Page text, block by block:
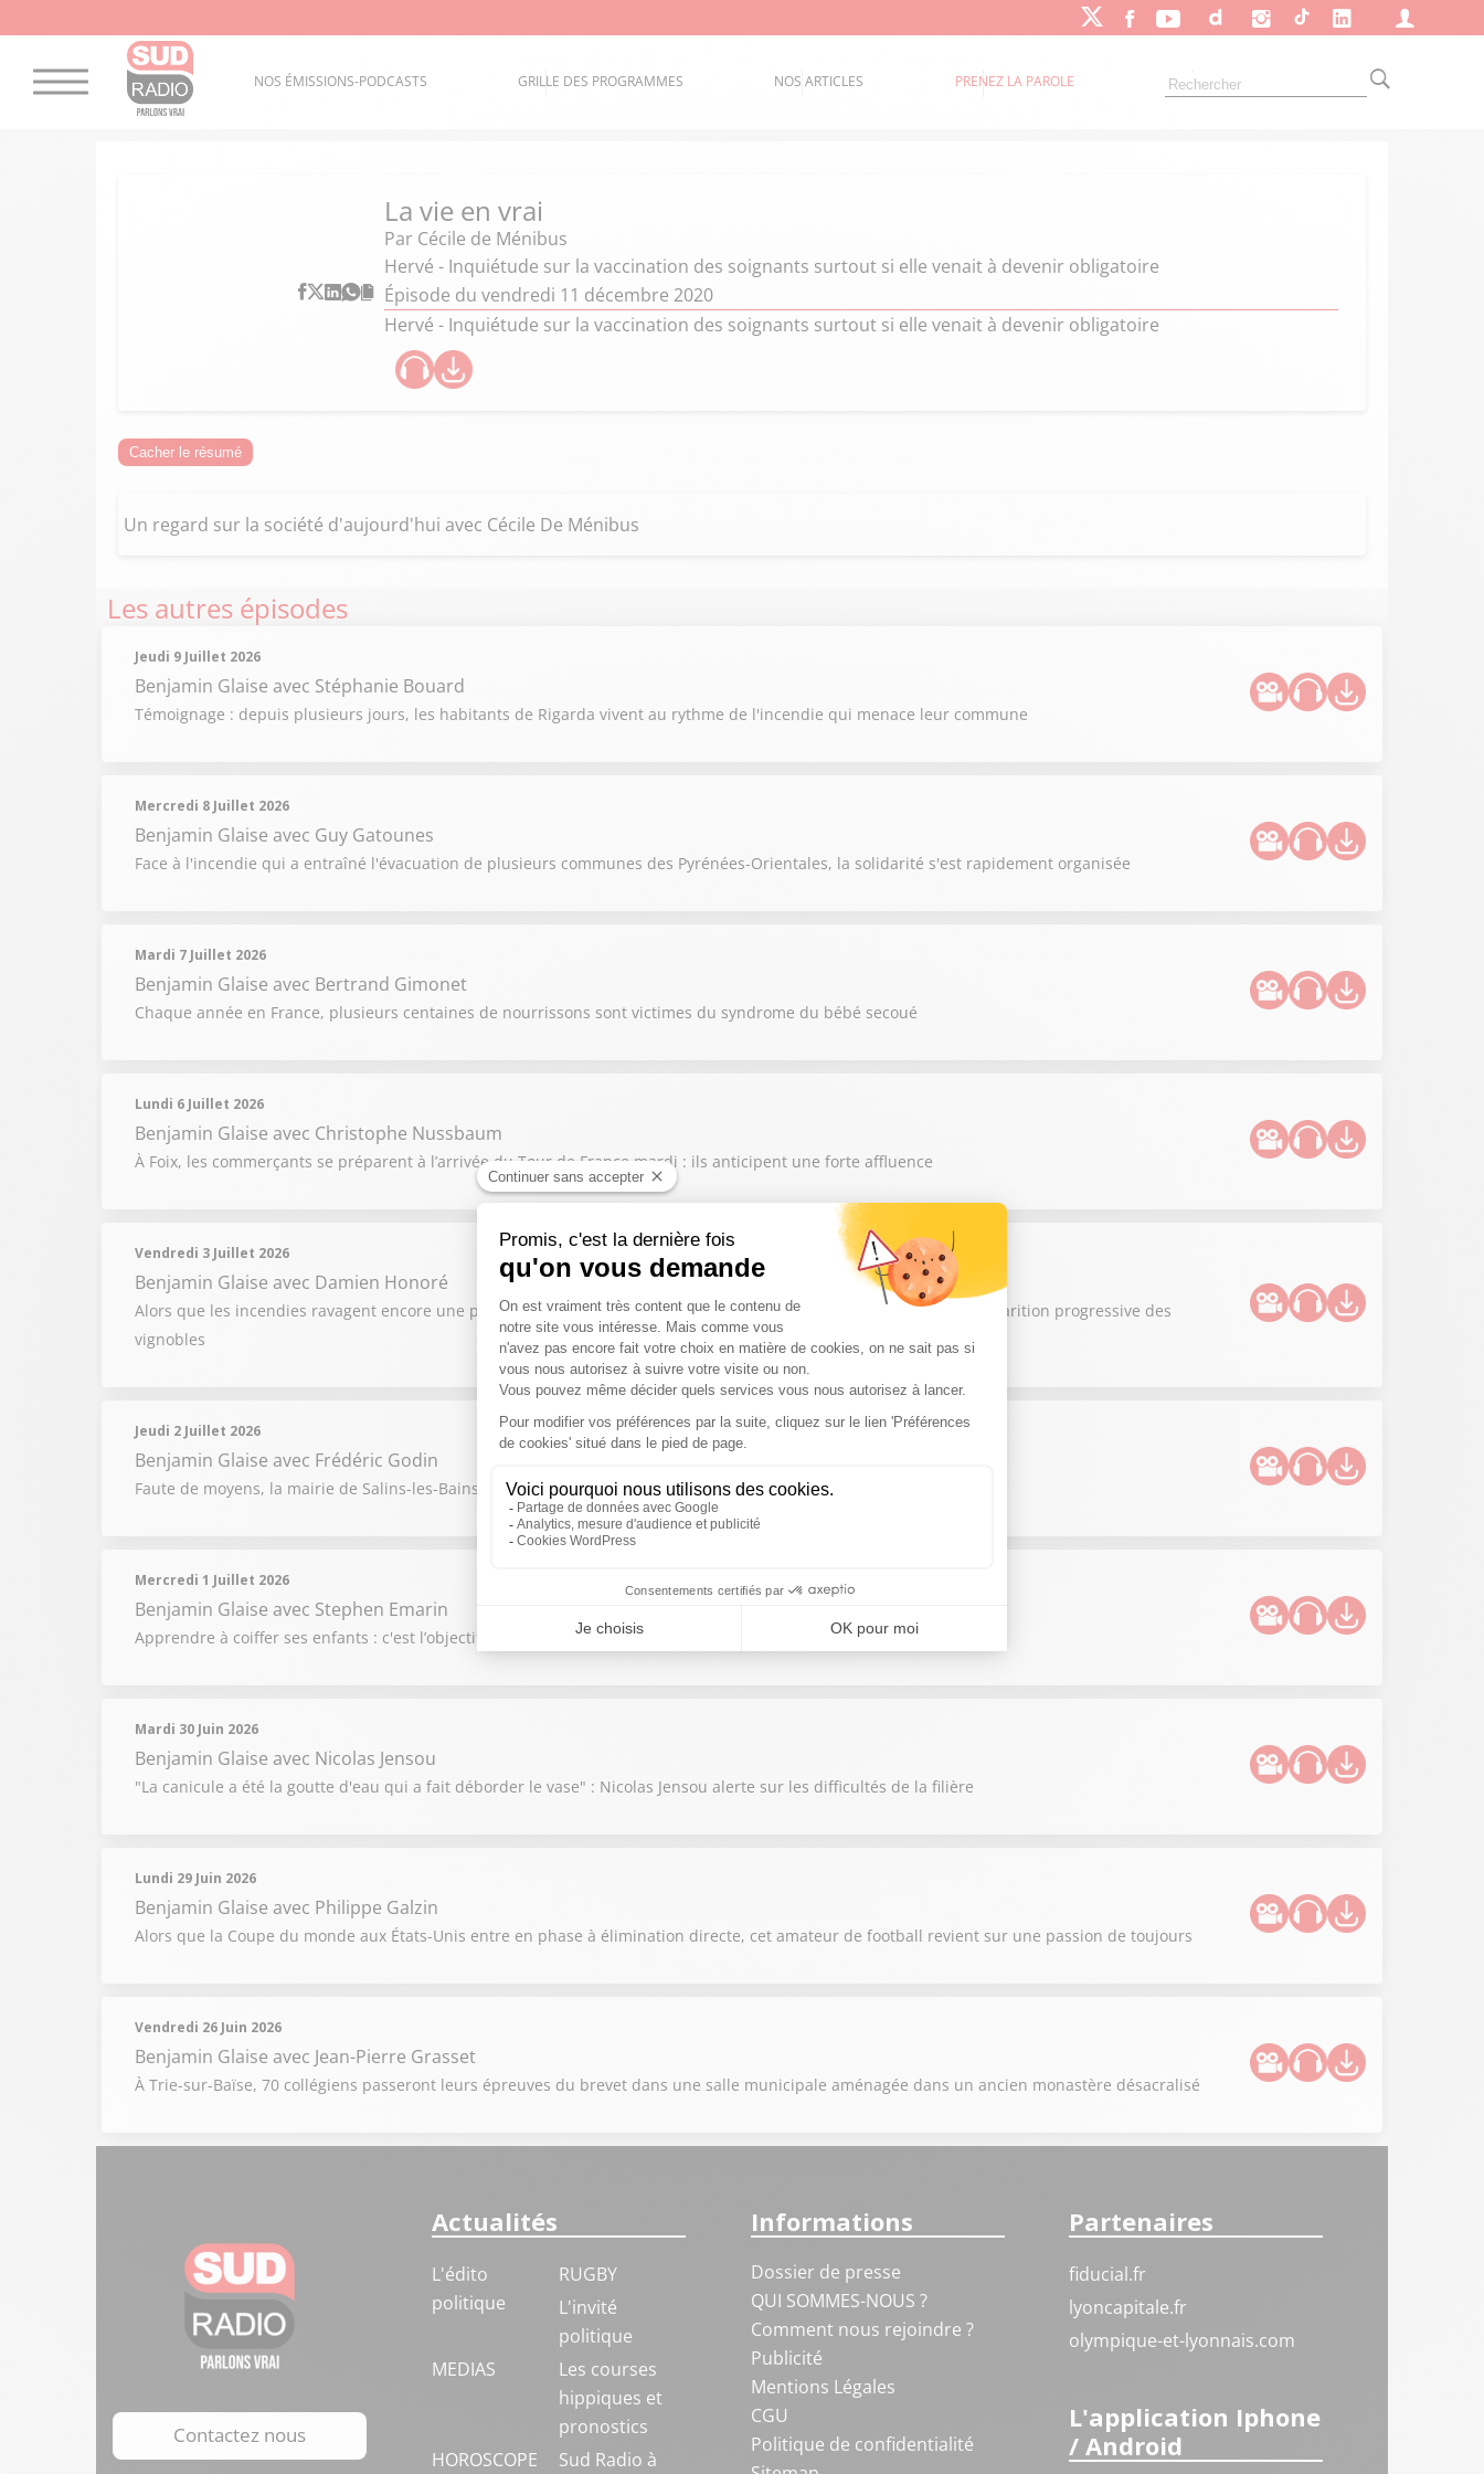
NOS ÉMISSIONS-PODCASTS GRILLE DES PROGRAMMES NOS ARTICLES PRENEZ LA PAROLE
La vie en vrai
Par Cécile de Ménibus
Hervé - Inquiétude sur la vaccination des soignants surtout si elle venait à devenir obligatoire
Épisode du vendredi 11 décembre 2020
Hervé - Inquiétude sur la vaccination des soignants surtout si elle venait à devenir obligatoire
Cacher le résumé
Un regard sur la société d'aujourd'hui avec Cécile De Ménibus
Les autres épisodes
Jeudi 9 Juillet 2026
Benjamin Glaise avec Stéphanie Bouard
Témoignage : depuis plusieurs jours, les habitants de Rigarda vivent au rythme de l'incendie qui menace leur commune
Mercredi 8 Juillet 2026
Benjamin Glaise avec Guy Gatounes
Face à l'incendie qui a entraîné l'évacuation de plusieurs communes des Pyrénées-Orientales, la solidarité s'est rapidement organisée
Mardi 7 Juillet 2026
Benjamin Glaise avec Bertrand Gimonet
Chaque année en France, plusieurs centaines de nourrissons sont victimes du syndrome du bébé secoué
Lundi 6 Juillet 2026
Benjamin Glaise avec Christophe Nussbaum
À Foix, les commerçants se préparent à l’arrivée du Tour de France mardi : ils anticipent une forte affluence
Vendredi 3 Juillet 2026
Benjamin Glaise avec Damien Honoré
Alors que les incendies ravagent encore une partie de l'Aude, Damien Honoré alerte sur les conséquences de la disparition progressive des
vignobles
Jeudi 2 Juillet 2026
Benjamin Glaise avec Frédéric Godin
Faute de moyens, la mairie de Salins-les-Bains a décidé de mettre en vente la chapelle du Temple
Mercredi 1 Juillet 2026
Benjamin Glaise avec Stephen Emarin
Apprendre à coiffer ses enfants : c'est l’objectif du Chignon Social Club, des ateliers destinés aux papas
Mardi 30 Juin 2026
Benjamin Glaise avec Nicolas Jensou
"La canicule a été la goutte d'eau qui a fait déborder le vase" : Nicolas Jensou alerte sur les difficultés de la filière
Lundi 29 Juin 2026
Benjamin Glaise avec Philippe Galzin
Alors que la Coupe du monde aux États-Unis entre en phase à élimination directe, cet amateur de football revient sur une passion de toujours
Vendredi 26 Juin 2026
Benjamin Glaise avec Jean-Pierre Grasset
À Trie-sur-Baïse, 70 collégiens passeront leurs épreuves du brevet dans une salle municipale aménagée dans un ancien monastère désacralisé
Contactez nous
Actualités
L'édito
politique
RUGBY
L'invité
politique
MEDIAS
Les courses
hippiques et
pronostics
HOROSCOPE
Sud Radio à
Informations
Dossier de presse
QUI SOMMES-NOUS ?
Comment nous rejoindre ?
Publicité
Mentions Légales
CGU
Politique de confidentialité
Partenaires
fiducial.fr
lyoncapitale.fr
olympique-et-lyonnais.com
L'application Iphone
/ Android